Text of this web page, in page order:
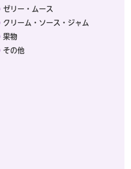
ゼリー・ムース
クリーム・ソース・ジャム
果物
その他